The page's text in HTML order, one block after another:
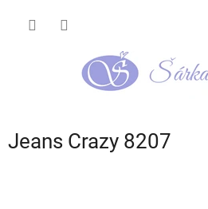
Jeans Crazy 8207